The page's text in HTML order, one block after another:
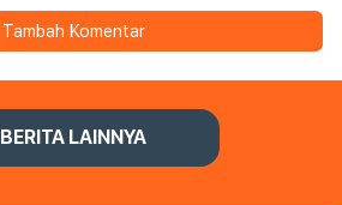
Tambah Komentar
BERITA LAINNYA